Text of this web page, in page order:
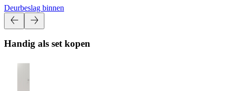
Deurbeslag binnen
Handig als set kopen